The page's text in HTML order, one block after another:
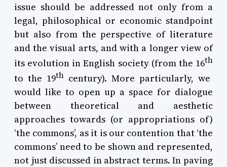
issue should be addressed not only from a
legal, philosophical or economic standpoint
but also from the perspective of literature
and the visual arts, and with a longer view of
its evolution in English society (from the 16th
to the 19th century). More particularly, we
would like to open up a space for dialogue
between theoretical and aesthetic
approaches towards (or appropriations of)
‘the commons’, as it is our contention that ‘the
commons’ need to be shown and represented,
not just discussed in abstract terms.In paving